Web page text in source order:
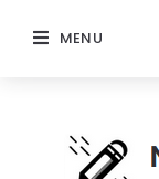
MENU